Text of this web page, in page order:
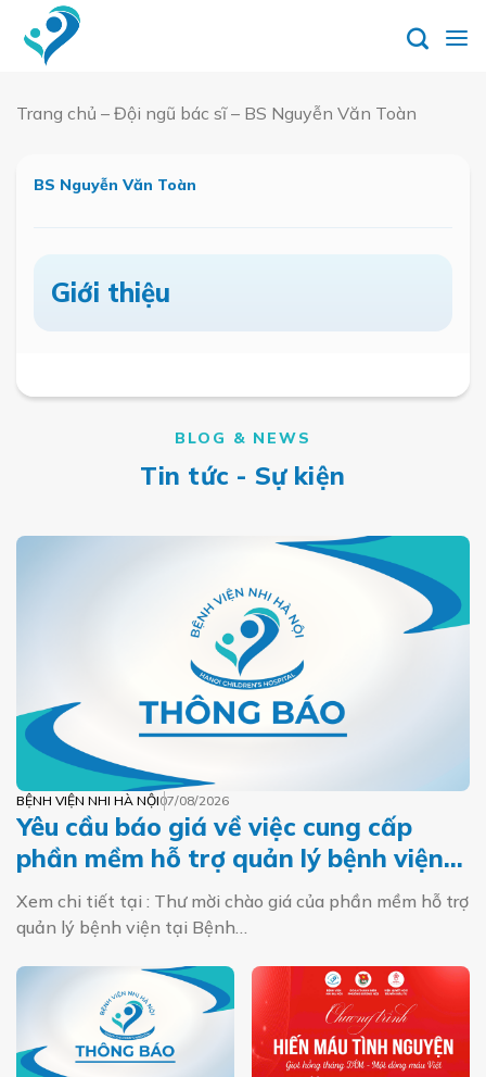
content
Trang chủ – Đội ngũ bác sĩ– BS Nguyễn Văn Toàn
Đặt
BS Nguyễn Văn Toàn
Giới thiệu
BLOG & NEWS
Tin tức - Sự kiện
BỆNH VIỆN NHI HÀ NỘI07/08/2026
Yêu cầu báo giá về việc cung cấp
phần mềm hỗ trợ quản lý bệnh viện
tại Bệnh viện Nhi Hà Nội
Xem chi tiết tại : Thư mời chào giá của phần mềm hỗ trợ
quản lý bệnh viện tại Bệnh…